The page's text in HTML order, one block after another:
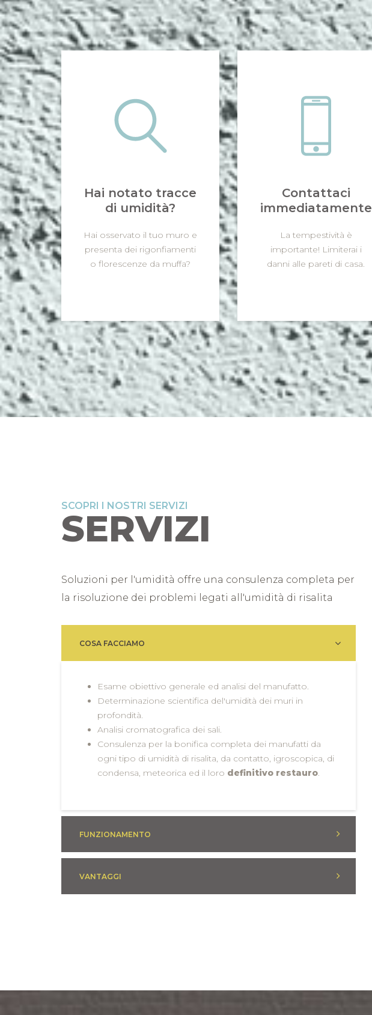
Hai notato tracce
di umidità?
Hai osservato il tuo muro e
presenta dei rigonfiamenti
o florescenze da muffa?
Contattaci
immediatamente
La tempestività è
importante! Limiterai i
danni alle pareti di casa.
SCOPRI I NOSTRI SERVIZI
SERVIZI
Soluzioni per l'umidità offre una consulenza completa per
la risoluzione dei problemi legati all'umidità di risalita
COSA FACCIAMO
Esame obiettivo generale ed analisi del manufatto.
Determinazione scientifica del'umidità dei muri in
profondità.
Analisi cromatografica dei sali.
Consulenza per la bonifica completa dei manufatti da
ogni tipo di umidità di risalita, da contatto, igroscopica, di
condensa, meteorica ed il loro definitivo restauro.
FUNZIONAMENTO
VANTAGGI